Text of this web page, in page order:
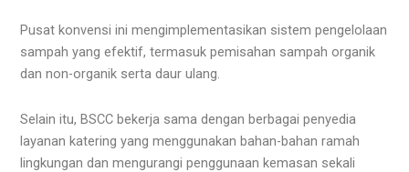
Pusat konvensi ini mengimplementasikan sistem pengelolaan
sampah yang efektif, termasuk pemisahan sampah organik
dan non-organik serta daur ulang.
Selain itu, BSCC bekerja sama dengan berbagai penyedia
layanan katering yang menggunakan bahan-bahan ramah
lingkungan dan mengurangi penggunaan kemasan sekali